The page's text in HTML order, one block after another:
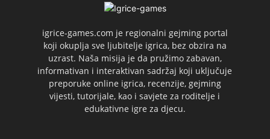
igrice-games.com je regionalni gejming portal
koji okuplja sve ljubitelje igrica, bez obzira na
uzrast. Naša misija je da pružimo zabavan,
informativan i interaktivan sadržaj koji uključuje
preporuke online igrica, recenzije, gejming
vijesti, tutorijale, kao i savjete za roditelje i
edukativne igre za djecu.